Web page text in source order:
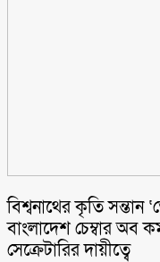
বিশ্বনাথের কৃতি সন্তান
বাংলাদেশ চেম্বার অব
সেক্রেটারির দায়ীত্বে